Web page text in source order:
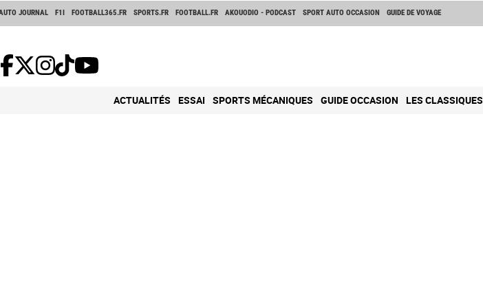
JOURNAL F1I FOOTBALL365.FR SPORTS.FR FOOTBALL.FR AKOUODIO - PODCAST SPORT AUTO OCCASION GUIDE DE VOYAGE
ACTUALITÉS ESSAI SPORTS MÉCANIQUES GUIDE OCCASION LES CLASSIQUES